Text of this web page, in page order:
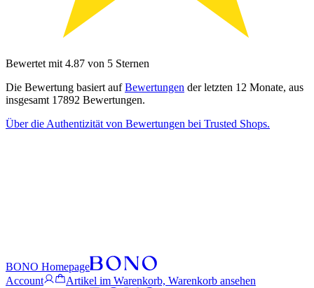
Bewertet mit 4.87 von 5 Sternen
Die Bewertung basiert aufBewertungen der letzten 12 Monate, aus
insgesamt 17892 Bewertungen.
Über die Authentizität von Bewertungen bei Trusted Shops.
BONO Homepage
Account
Artikel im Warenkorb, Warenkorb ansehen